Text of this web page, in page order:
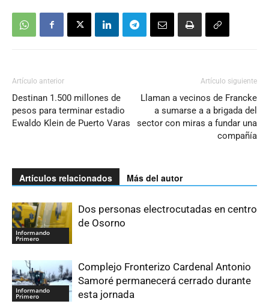
Artículo anterior
Destinan 1.500 millones de
pesos para terminar estadio
Ewaldo Klein de Puerto Varas
Artículo siguiente
Llaman a vecinos de Francke
a sumarse a a brigada del
sector con miras a fundar una
compañía
Artículos relacionados Más del autor
Informando
Primero
Dos personas electrocutadas en centro
de Osorno
Informando
Primero
Complejo Fronterizo Cardenal Antonio
Samoré permanecerá cerrado durante
esta jornada